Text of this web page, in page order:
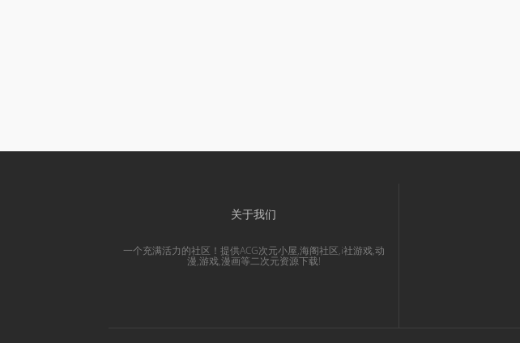
关于我们
一个充满活力的社区！提供ACG次元小屋,海阁社区,i社游戏,动
漫,游戏,漫画等二次元资源下载!